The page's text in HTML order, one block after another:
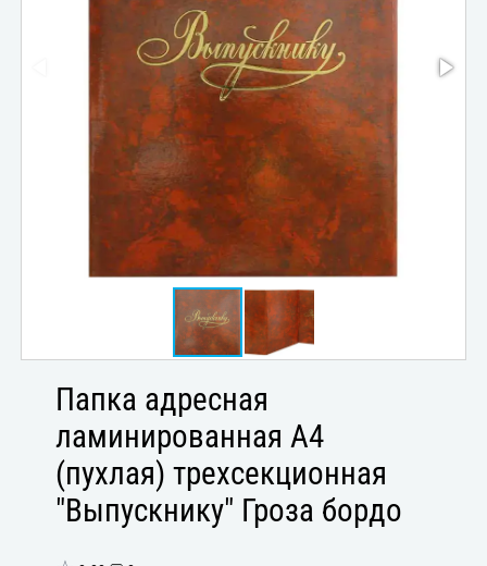
Папка адресная
ламинированная А4
(пухлая) трехсекционная
"Выпускнику" Гроза бордо